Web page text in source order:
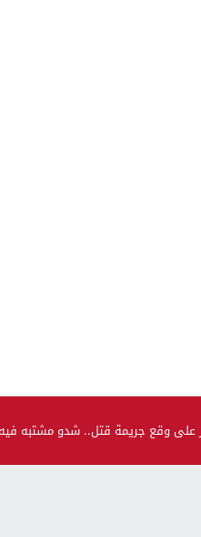
صحة و جمال
على وقع جريمة قتل.. شدو مشتبه